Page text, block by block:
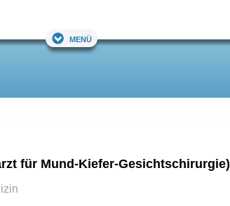
Menü
für Mund-Kiefer-Gesichtschirurgie)